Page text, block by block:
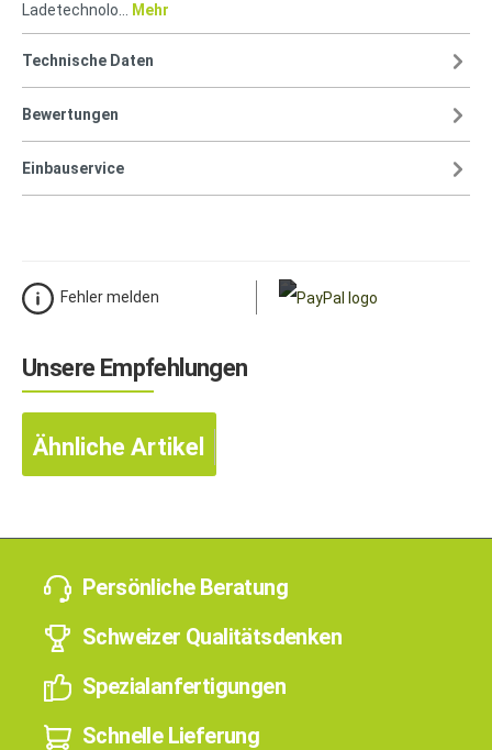
Ladetechnolo…
Mehr
Technische Daten
Bewertungen
Einbauservice
Fehler melden
Unsere Empfehlungen
Ähnliche Artikel
Persönliche Beratung
Schweizer Qualitätsdenken
Spezialanfertigungen
Schnelle Lieferung